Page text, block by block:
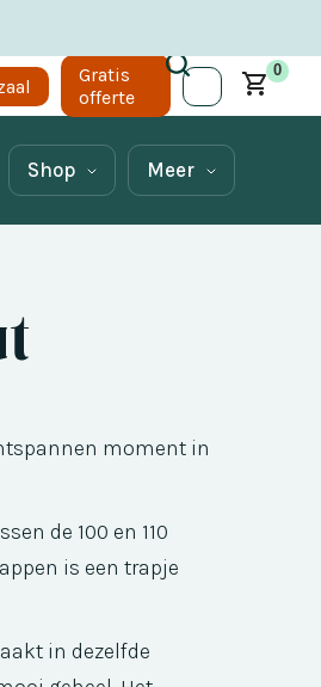
Gratis
offerte
0
Shop Meer
moment in
de 100 en 110
is een trapje
in dezelfde